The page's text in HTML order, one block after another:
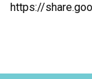
https://